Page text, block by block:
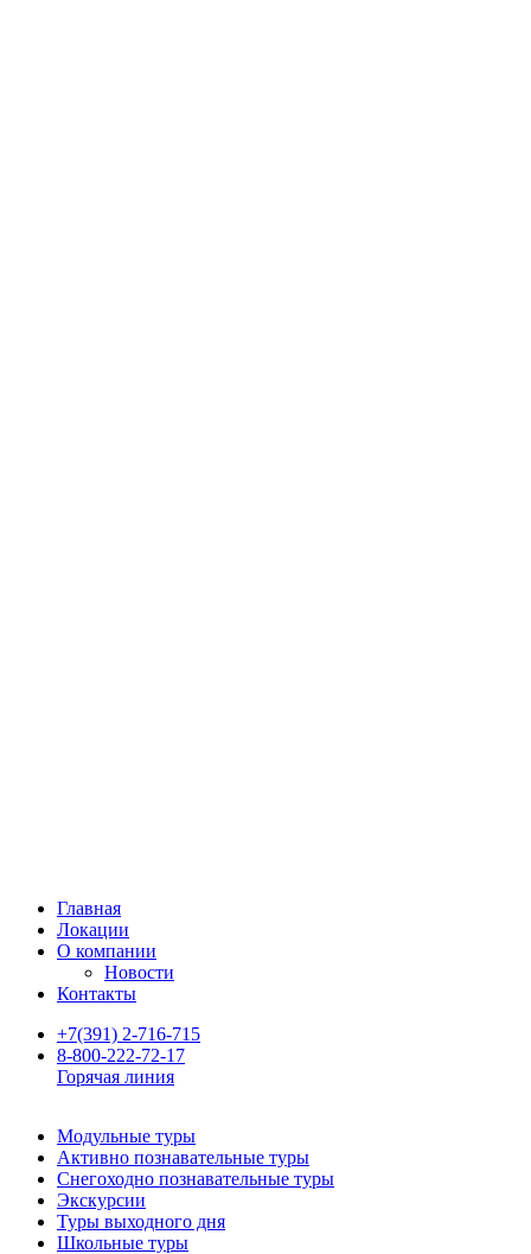
Главная
Локации
О компании
Новости
Контакты
+7(391) 2-716-715
8-800-222-72-17
Горячая линия
Модульные туры
Активно познавательные туры
Снегоходно познавательные туры
Экскурсии
Туры выходного дня
Школьные туры